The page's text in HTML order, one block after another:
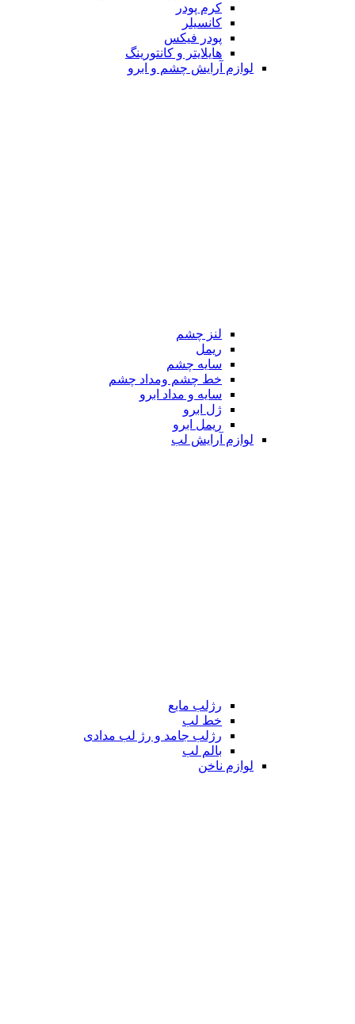
کرم پودر
کانسیلر
پودر فیکس
هایلایتر و کانتورینگ
لوازم آرایش چشم و ابرو
لنز چشم
ریمل
سایه چشم
خط چشم ومداد چشم
سایه و مداد ابرو
ژل ابرو
ریمل ابرو
لوازم آرایش لب
رژلب مایع
خط لب
رژلب جامد و رژ لب مدادی
بالم لب
لوازم ناخن